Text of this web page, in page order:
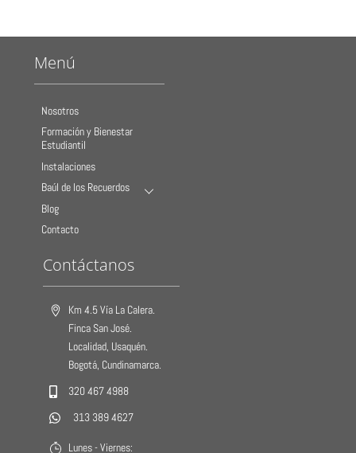
Menú
Nosotros
Formación y Bienestar
Estudiantil
Instalaciones
Baúl de los Recuerdos
Blog
Contacto
Contáctanos
Km 4.5 Vía La Calera.
Finca San José.
Localidad, Usaquén.
Bogotá, Cundinamarca.
320 467 4988
313 389 4627
Lunes - Viernes: